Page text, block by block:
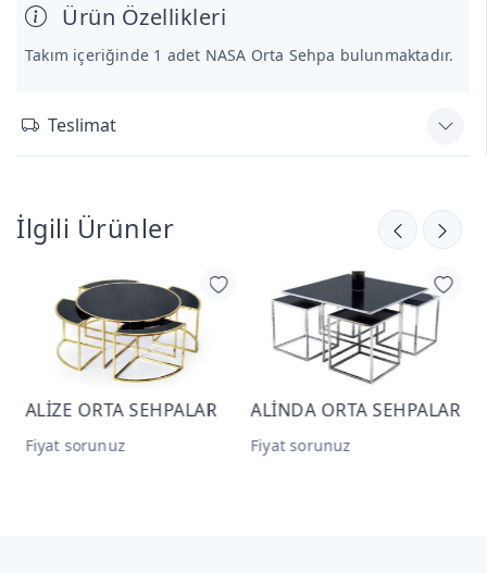
Ürün Özellikleri
Takım içeriğinde 1 adet NASA Orta Sehpa bulunmaktadır.
Teslimat
İlgili Ürünler
ALİZE ORTA SEHPALAR
Fiyat sorunuz
ALİNDA ORTA SEHPALAR
Fiyat sorunuz